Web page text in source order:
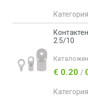
2.5/10
€ 0.20 /